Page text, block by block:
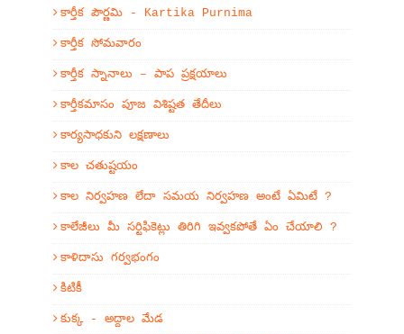
కార్తీక పౌర్ణమి - Kartika Purnima
కార్తీక సోమవారం
కార్తీక స్నానాలు – పాప ప్రక్షయాలు
కార్తీకమాసం పూజ విశిష్టత తేదీలు
కార్యసాధకుని లక్షణాలు
కాల చతుష్టయం
కాల నిర్వహణ లేదా సమయ నిర్వహణ అంటే ఏమిటే ?
కాలేజీలు మీ సర్టిఫికెట్లు తిరిగి ఇవ్వకపోతే ఏం చేయాలి ?
కాళిదాసు గర్వభంగం
కిటికీ
కుక్క - అద్దాల మేడ